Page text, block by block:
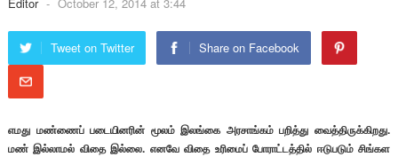
Tweet on Twitter Share on Facebook
எமது மண்ணைப் படையினரின் மூலம் இலங்கை அரசாங்கம் பறித்து வைத்திருக்கிறது.
மண் இல்லாமல் விதை இல்லை. எனவே விதை உரிமைப் போராட்டத்தில் ஈடுபடும் சிங்கள